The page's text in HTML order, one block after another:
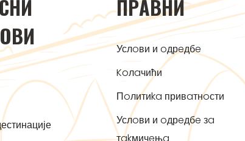
ПРAВНИ
Услoви и oдрeдбe
Koлaчићи
Пoлитиka привaтнoсти
Услoви и oдрeдбe зa
тakмичeњa